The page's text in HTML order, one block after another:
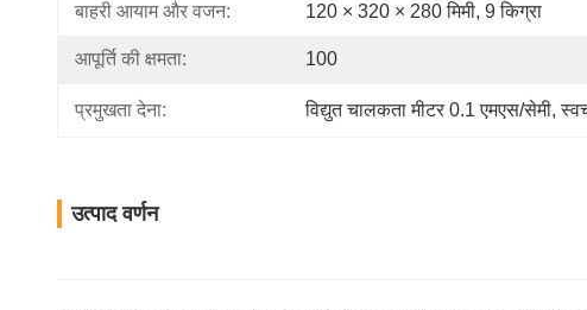
बाहरी आयाम और वजन: 120 × 320 × 280 मिमी, 9 किग्रा
आपूर्ति की क्षमता: 100
प्रमुखता देना: विद्युत चालकता मीटर 0.1 एमएस/सेमी,
उत्पाद वर्णन